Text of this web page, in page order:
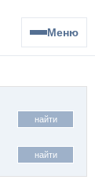
Меню
найти
найти